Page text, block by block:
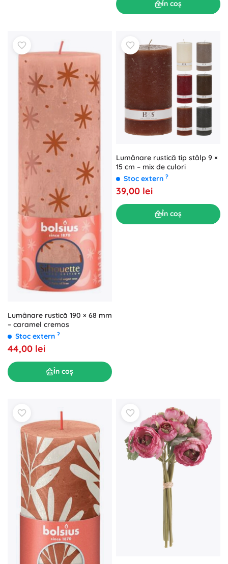
În coș
Lumânare rustică 190 × 68 mm
– caramel cremos
Stoc extern ?
44,00 lei
În coș
Lumânare rustică tip stâlp 9 ×
15 cm – mix de culori
Stoc extern ?
39,00 lei
În coș